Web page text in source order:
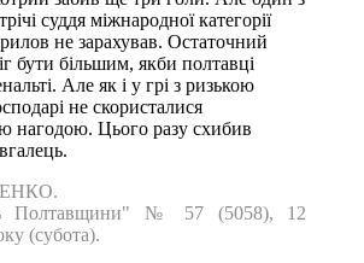
суддя міжнародної категорії
не зарахував. Остаточний
бути більшим, якби полтавці
Але як і у грі з ризькою
не скористалися
нагодою. Цього разу схибив
Полтавщини" № 57 (5058), 12
(субота).